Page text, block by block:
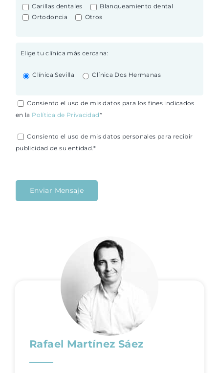
Carillas dentales
Blanqueamiento dental
Ortodoncia
Otros
Elige tu clínica más cercana:
Clínica Sevilla Clínica Dos Hermanas
Consiento el uso de mis datos para los fines indicados
en la Política de Privacidad*
Consiento el uso de mis datos personales para recibir
publicidad de su entidad.*
Rafael Martínez Sáez